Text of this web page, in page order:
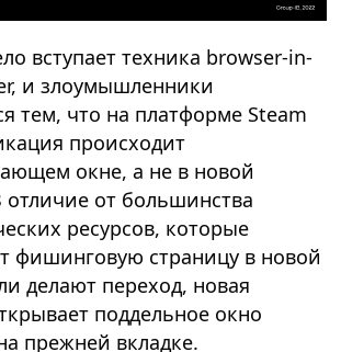
вступает техника browser-in-
и злоумышленники
тем, что на платформе Steam
происходит
окне, а не в новой
отличие от большинства
ресурсов, которые
фишинговую страницу в новой
делают переход, новая
поддельное окно
прежней вкладке.